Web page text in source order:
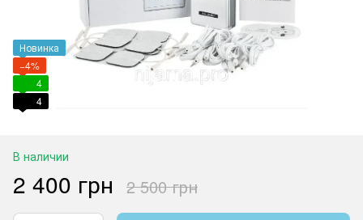
Новинка
−4%
4
4
В наличии
2 400 грн 2 500 грн